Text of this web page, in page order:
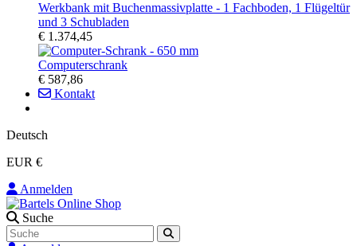
Werkbank mit Buchenmassivplatte - 1 Fachboden, 1 Flügeltür
und 3 Schubladen
€ 1.374,45
Computerschrank
€ 587,86
Kontakt
Deutsch
EUR €
Anmelden
Suche